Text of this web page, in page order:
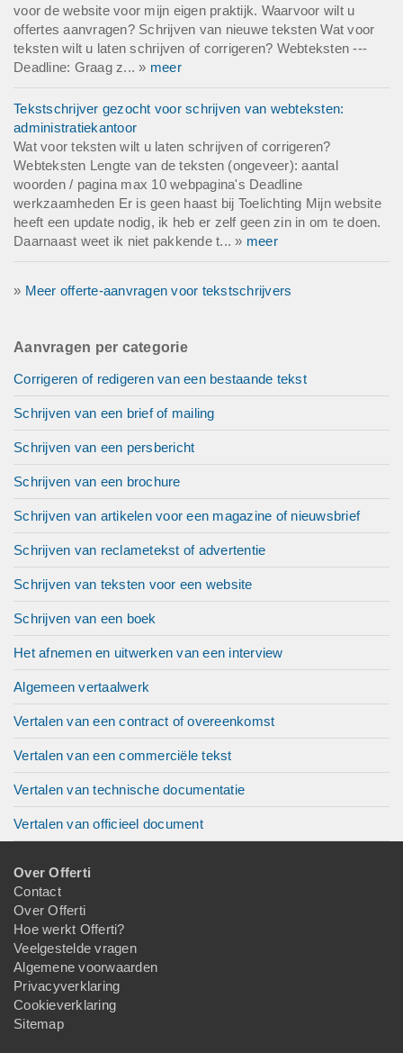
voor de website voor mijn eigen praktijk. Waarvoor wilt u
offertes aanvragen? Schrijven van nieuwe teksten Wat voor
teksten wilt u laten schrijven of corrigeren? Webteksten ---
Deadline: Graag z... » meer
Tekstschrijver gezocht voor schrijven van webteksten:
administratiekantoor
Wat voor teksten wilt u laten schrijven of corrigeren?
Webteksten Lengte van de teksten (ongeveer): aantal
woorden / pagina max 10 webpagina's Deadline
werkzaamheden Er is geen haast bij Toelichting Mijn website
heeft een update nodig, ik heb er zelf geen zin in om te doen.
Daarnaast weet ik niet pakkende t... » meer
» Meer offerte-aanvragen voor tekstschrijvers
Aanvragen per categorie
Corrigeren of redigeren van een bestaande tekst
Schrijven van een brief of mailing
Schrijven van een persbericht
Schrijven van een brochure
Schrijven van artikelen voor een magazine of nieuwsbrief
Schrijven van reclametekst of advertentie
Schrijven van teksten voor een website
Schrijven van een boek
Het afnemen en uitwerken van een interview
Algemeen vertaalwerk
Vertalen van een contract of overeenkomst
Vertalen van een commerciële tekst
Vertalen van technische documentatie
Vertalen van officieel document
Over Offerti
Contact
Over Offerti
Hoe werkt Offerti?
Veelgestelde vragen
Algemene voorwaarden
Privacyverklaring
Cookieverklaring
Sitemap